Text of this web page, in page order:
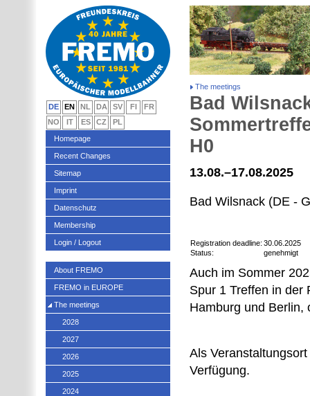
The meetings
Bad
H0
13.08.–17.08.2025
Bad Wilsnack (DE -
Registration deadline: 30.06.2025
Status:
genehmigt
Auch im Sommer
Spur 1 Treffen in der
Hamburg und Berlin,
Als
Verfügung.
DE EN NL DA SV FI
FR
NO
IT ES CZ
PL
Homepage
Recent Changes
Sitemap
Imprint
Datenschutz
Membership
Login / Logout
About FREMO
FREMO in EUROPE
The meetings
2028
2027
2026
2025
2024